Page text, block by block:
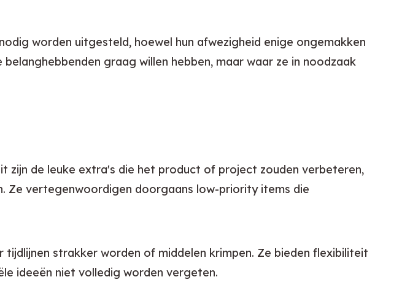
worden uitgesteld, hoewel hun afwezigheid enige ongemakken
graag willen hebben, maar waar ze in noodzaak
zijn de leuke extra's die het product of project zouden verbeteren,
Ze vertegenwoordigen doorgaans low-priority items die
strakker worden of middelen krimpen. Ze bieden flexibiliteit
ideeën niet volledig worden vergeten.